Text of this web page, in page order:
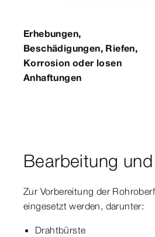
Erhebungen,
Beschädigungen, Riefen,
Korrosion oder losen
Anhaftungen
Bearbeitung
Zur Vorbereitung der
eingesetzt werden, darunter:
Drahtbürste